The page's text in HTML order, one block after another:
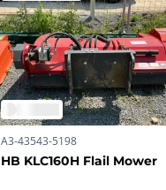
A3-43543-5198
HB KLC160H Flail Mower